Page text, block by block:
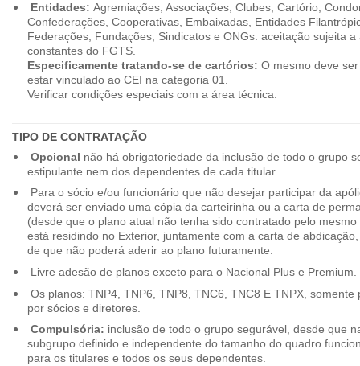
Entidades: Agremiações, Associações, Clubes, Cartório,
Confederações, Cooperativas, Embaixadas, Entidades
Federações, Fundações, Sindicatos e ONGs: aceitação sujeita
constantes do FGTS.
Especificamente tratando-se de cartórios: O mesmo deve
estar vinculado ao CEI na categoria 01.
Verificar condições especiais com a área técnica.
TIPO DE CONTRATAÇÃO
Opcional não há obrigatoriedade da inclusão de todo o grupo
estipulante nem dos dependentes de cada titular.
Para o sócio e/ou funcionário que não desejar participar da
deverá ser enviado uma cópia da carteirinha ou a carta de
(desde que o plano atual não tenha sido contratado pelo
está residindo no Exterior, juntamente com a carta de
de que não poderá aderir ao plano futuramente.
Livre adesão de planos exceto para o Nacional Plus e Premium.
Os planos: TNP4, TNP6, TNP8, TNC6, TNC8 E TNPX,
por sócios e diretores.
Compulsória: inclusão de todo o grupo segurável, desde que
subgrupo definido e independente do tamanho do quadro
para os titulares e todos os seus dependentes.